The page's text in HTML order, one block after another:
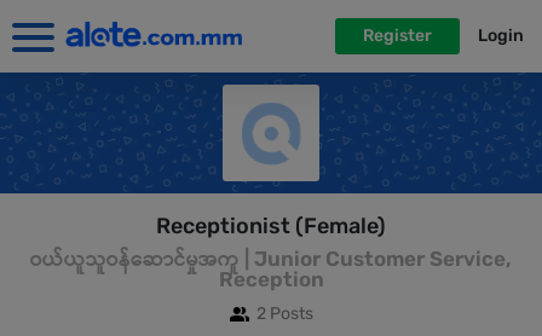
Register Login
Receptionist (Female)
ဝယ်ယူသူဝန်ဆောင်မှုအကူ | Junior Customer Service,
Reception
2 Posts